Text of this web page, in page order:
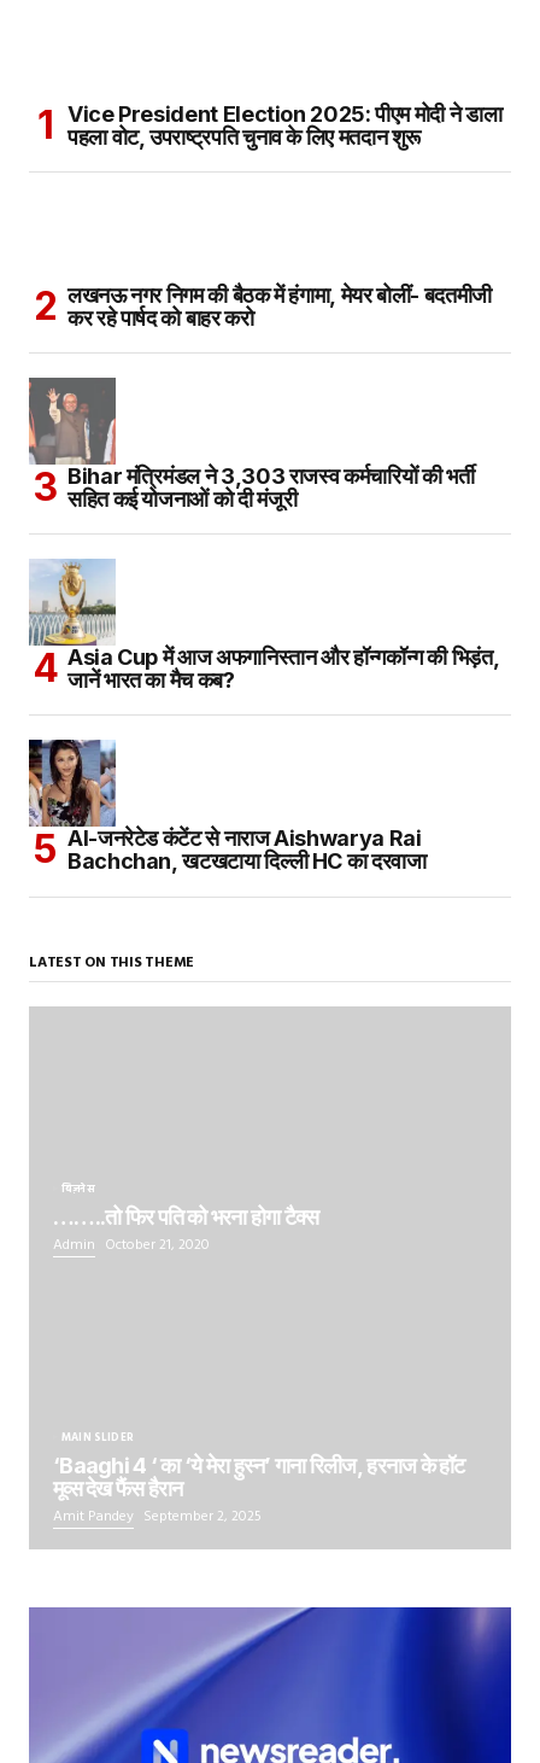
Vice President Election 2025: पीएम मोदी ने डाला
पहला वोट, उपराष्ट्रपति चुनाव के लिए मतदान शुरू
लखनऊ नगर निगम की बैठक में हंगामा, मेयर बोलीं- बदतमीजी
कर रहे पार्षद को बाहर करो
Bihar मंत्रिमंडल ने 3,303 राजस्व कर्मचारियों की भर्ती
सहित कई योजनाओं को दी मंजूरी
Asia Cup में आज अफगानिस्तान और हॉन्गकॉन्ग की भिड़ंत,
जानें भारत का मैच कब?
AI-जनरेटेड कंटेंट से नाराज Aishwarya Rai
Bachchan, खटखटाया दिल्ली HC का दरवाजा
LATEST ON THIS THEME
बिज़नेस
……..तो फिर पति को भरना होगा टैक्स
Admin October 21, 2020
MAIN SLIDER
‘Baaghi 4 ‘ का ‘ये मेरा हुस्न’ गाना रिलीज, हरनाज के हॉट
मूव्स देख फैंस हैरान
Amit Pandey September 2, 2025